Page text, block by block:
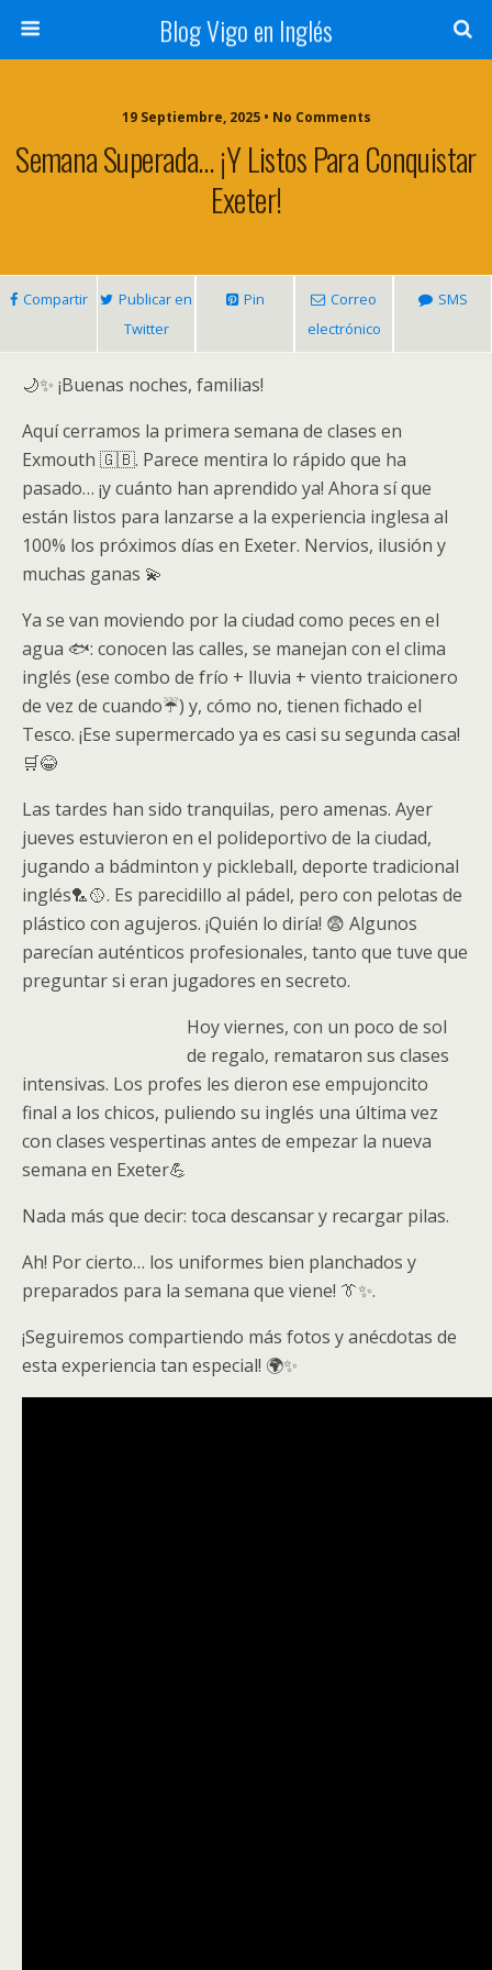
Blog Vigo en Inglés
19 Septiembre, 2025 • No Comments
Semana Superada… ¡y Listos Para Conquistar
Exeter!
Compartir
Publicar en
Twitter
Pin
Correo
electrónico
SMS
🌙✨ ¡Buenas noches, familias!
Aquí cerramos la primera semana de clases en
Exmouth 🇬🇧. Parece mentira lo rápido que ha
pasado… ¡y cuánto han aprendido ya! Ahora sí que
están listos para lanzarse a la experiencia inglesa al
100% los próximos días en Exeter. Nervios, ilusión y
muchas ganas 💫
Ya se van moviendo por la ciudad como peces en el
agua 🐟: conocen las calles, se manejan con el clima
inglés (ese combo de frío + lluvia + viento traicionero
de vez de cuando☔️) y, cómo no, tienen fichado el
Tesco. ¡Ese supermercado ya es casi su segunda casa!
🛒😂
Las tardes han sido tranquilas, pero amenas. Ayer
jueves estuvieron en el polideportivo de la ciudad,
jugando a bádminton y pickleball, deporte tradicional
inglés🏸🥎. Es parecidillo al pádel, pero con pelotas de
plástico con agujeros. ¡Quién lo diría! 😨 Algunos
parecían auténticos profesionales, tanto que tuve que
preguntar si eran jugadores en secreto.
Hoy viernes, con un poco de sol
de regalo, remataron sus clases
intensivas. Los profes les dieron ese empujoncito
final a los chicos, puliendo su inglés una última vez
con clases vespertinas antes de empezar la nueva
semana en Exeter💪
Nada más que decir: toca descansar y recargar pilas.
Ah! Por cierto… los uniformes bien planchados y
preparados para la semana que viene! 👔✨.
¡Seguiremos compartiendo más fotos y anécdotas de
esta experiencia tan especial! 🌍✨